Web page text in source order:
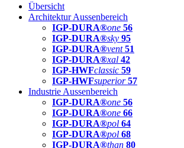
Übersicht
Architektur Aussenbereich
IGP-DURA®one 56
IGP-DURA®sky 95
IGP-DURA®vent 51
IGP-DURA®xal 42
IGP-HWFclassic 59
IGP-HWFsuperior 57
Industrie Aussenbereich
IGP-DURA®one 56
IGP-DURA®one 66
IGP-DURA®pol 64
IGP-DURA®pol 68
IGP-DURA®than 80